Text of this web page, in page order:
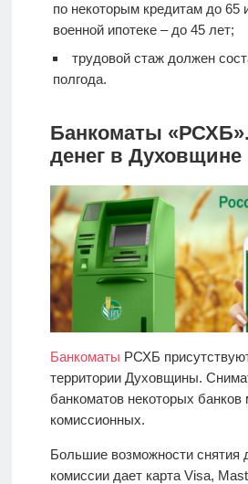
по некоторым кредитам до 65
военной ипотеке – до 45 лет;
трудовой стаж должен
полгода.
Банкоматы
денег в Духовщине
Банкоматы РСХБ
территории Духовщины.
банкоматов некоторых банков
комиссионных.
Большие возможности снятия
комиссии дает карта Visa,